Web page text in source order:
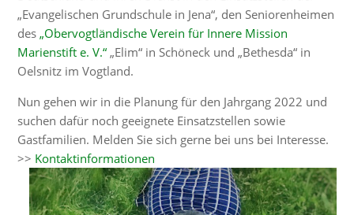
„Evangelischen Grundschule in Jena“, den Seniorenheimen
des„Obervogtländische Verein für Innere Mission
Marienstift e. V.“ „Elim“ in Schöneck und „Bethesda“ in
Oelsnitz im Vogtland.
Nun gehen wir in die Planung für den Jahrgang 2022 und
suchen dafür noch geeignete Einsatzstellen sowie
Gastfamilien. Melden Sie sich gerne bei uns bei Interesse.
>> Kontaktinformationen